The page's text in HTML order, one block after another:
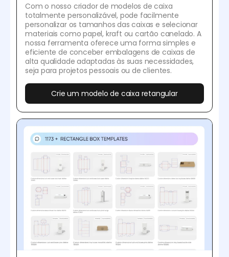
Com o nosso criador de modelos de caixa
totalmente personalizável, pode facilmente
personalizar os tamanhos das caixas e selecionar
materiais como papel, kraft ou cartão canelado. A
nossa ferramenta oferece uma forma simples e
eficiente de conceber embalagens de caixas de
alta qualidade adaptadas às suas necessidades,
seja para projetos pessoais ou de clientes.
Crie um modelo de caixa retangular